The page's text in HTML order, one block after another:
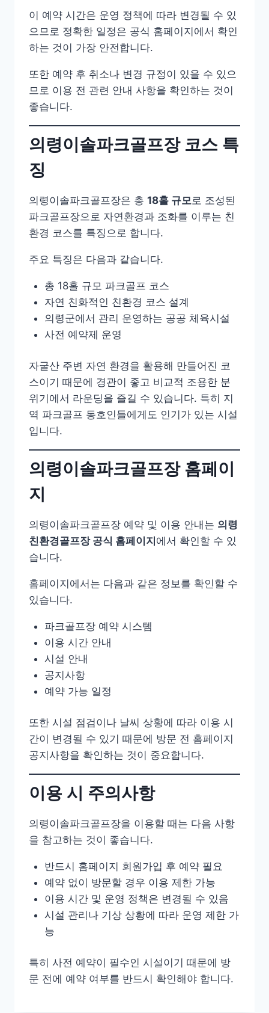
이 예약 시간은 운영 정책에 따라 변경될 수 있
으므로 정확한 일정은 공식 홈페이지에서 확인
하는 것이 가장 안전합니다.
또한 예약 후 취소나 변경 규정이 있을 수 있으
므로 이용 전 관련 안내 사항을 확인하는 것이
좋습니다.
의령이솔파크골프장 코스 특
징
의령이솔파크골프장은 총 18홀 규모 로 조성된
파크골프장으로 자연환경과 조화를 이루는 친
환경 코스를 특징으로 합니다.
주요 특징은 다음과 같습니다.
총 18홀 규모 파크골프 코스
자연 친화적인 친환경 코스 설계
의령군에서 관리 운영하는 공공 체육시설
사전 예약제 운영
자굴산 주변 자연 환경을 활용해 만들어진 코
스이기 때문에 경관이 좋고 비교적 조용한 분
위기에서 라운딩을 즐길 수 있습니다. 특히 지
역 파크골프 동호인들에게도 인기가 있는 시설
입니다.
의령이솔파크골프장 홈페이
지
의령이솔파크골프장 예약 및 이용 안내는 의령
친환경골프장 공식 홈페이지에서 확인할 수 있
습니다.
홈페이지에서는 다음과 같은 정보를 확인할 수
있습니다.
파크골프장 예약 시스템
이용 시간 안내
시설 안내
공지사항
예약 가능 일정
또한 시설 점검이나 날씨 상황에 따라 이용 시
간이 변경될 수 있기 때문에 방문 전 홈페이지
공지사항을 확인하는 것이 중요합니다.
이용 시 주의사항
의령이솔파크골프장을 이용할 때는 다음 사항
을 참고하는 것이 좋습니다.
반드시 홈페이지 회원가입 후 예약 필요
예약 없이 방문할 경우 이용 제한 가능
이용 시간 및 운영 정책은 변경될 수 있음
시설 관리나 기상 상황에 따라 운영 제한 가
능
특히 사전 예약이 필수인 시설이기 때문에 방
문 전에 예약 여부를 반드시 확인해야 합니다.